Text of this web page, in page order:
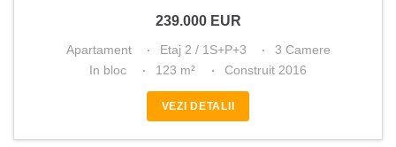
239.000 EUR
Apartament Etaj 2 / 1S+P+3
3 Camere
In bloc
123 m² Construit 2016
VEZI DETALII